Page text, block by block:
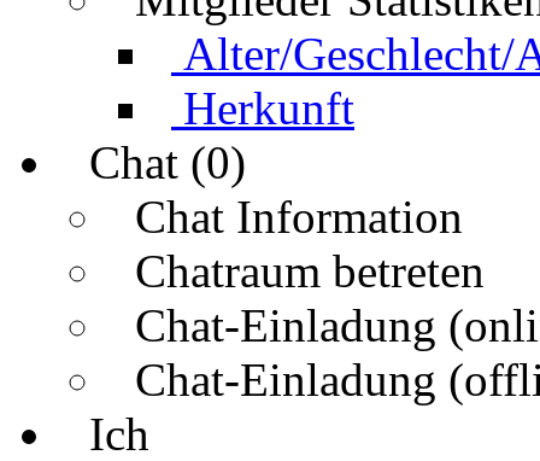
Alter/Geschlecht/
Herkunft
Chat (0)
Chat Information
Chatraum betreten
Chat-Einladung
Chat-Einladung
Ich